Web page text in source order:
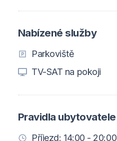
Nabízené služby
Parkoviště
TV-SAT na pokoji
Pravidla ubytovatele
Příjezd: 14:00 - 20:00